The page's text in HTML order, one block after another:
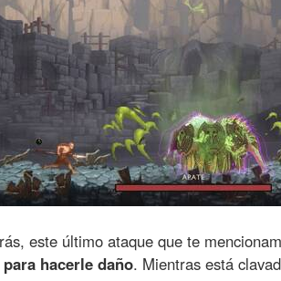
este último ataque que te
hacerle daño. Mientras está